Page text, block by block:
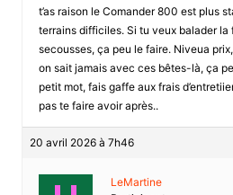
t’as raison le Comander 800 est plus
terrains difficiles. Si tu veux balader la
secousses, ça peu le faire. Niveua
on sait jamais avec ces bêtes-là, ça
petit mot, fais gaffe aux frais
pas te faire avoir après..
20 avril 2026 à 7h46
LeMartine